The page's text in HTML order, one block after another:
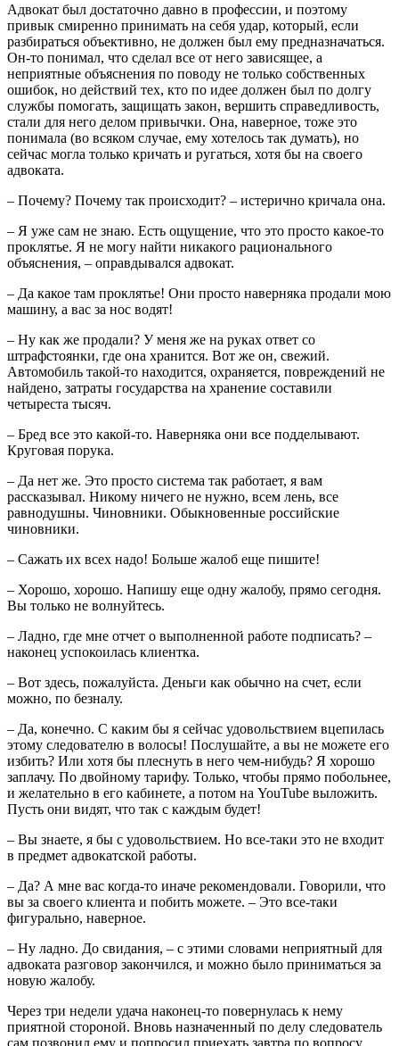
Адвокат был достаточно давно в профессии, и поэтому
привык смиренно принимать на себя удар, который, если
разбираться объективно, не должен был ему предназначаться.
Он-то понимал, что сделал все от него зависящее, а
неприятные объяснения по поводу не только собственных
ошибок, но действий тех, кто по идее должен был по долгу
службы помогать, защищать закон, вершить справедливость,
стали для него делом привычки. Она, наверное, тоже это
понимала (во всяком случае, ему хотелось так думать), но
сейчас могла только кричать и ругаться, хотя бы на своего
адвоката.
– Почему? Почему так происходит? – истерично кричала она.
– Я уже сам не знаю. Есть ощущение, что это просто какое-то
проклятье. Я не могу найти никакого рационального
объяснения, – оправдывался адвокат.
– Да какое там проклятье! Они просто наверняка продали мою
машину, а вас за нос водят!
– Ну как же продали? У меня же на руках ответ со
штрафстоянки, где она хранится. Вот же он, свежий.
Автомобиль такой-то находится, охраняется, повреждений не
найдено, затраты государства на хранение составили
четыреста тысяч.
– Бред все это какой-то. Наверняка они все подделывают.
Круговая порука.
– Да нет же. Это просто система так работает, я вам
рассказывал. Никому ничего не нужно, всем лень, все
равнодушны. Чиновники. Обыкновенные российские
чиновники.
– Сажать их всех надо! Больше жалоб еще пишите!
– Хорошо, хорошо. Напишу еще одну жалобу, прямо сегодня.
Вы только не волнуйтесь.
– Ладно, где мне отчет о выполненной работе подписать? –
наконец успокоилась клиентка.
– Вот здесь, пожалуйста. Деньги как обычно на счет, если
можно, по безналу.
– Да, конечно. С каким бы я сейчас удовольствием вцепилась
этому следователю в волосы! Послушайте, а вы не можете его
избить? Или хотя бы плеснуть в него чем-нибудь? Я хорошо
заплачу. По двойному тарифу. Только, чтобы прямо побольнее,
и желательно в его кабинете, а потом на YouTube выложить.
Пусть они видят, что так с каждым будет!
– Вы знаете, я бы с удовольствием. Но все-таки это не входит
в предмет адвокатской работы.
– Да? А мне вас когда-то иначе рекомендовали. Говорили, что
вы за своего клиента и побить можете. – Это все-таки
фигурально, наверное.
– Ну ладно. До свидания, – с этими словами неприятный для
адвоката разговор закончился, и можно было приниматься за
новую жалобу.
Через три недели удача наконец-то повернулась к нему
приятной стороной. Вновь назначенный по делу следователь
сам позвонил ему и попросил приехать завтра по вопросу